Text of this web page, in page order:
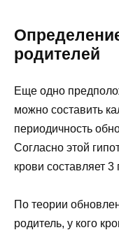
родителей
Еще одно
можно составить
периодичность
Согласно этой
крови составляет
По теории
родитель, у кого